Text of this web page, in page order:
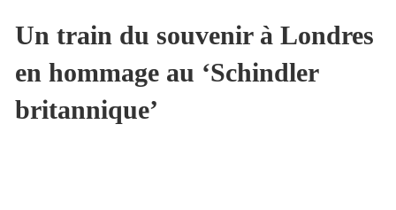
Un train du souvenir à Londres
en hommage au ‘Schindler
britannique’